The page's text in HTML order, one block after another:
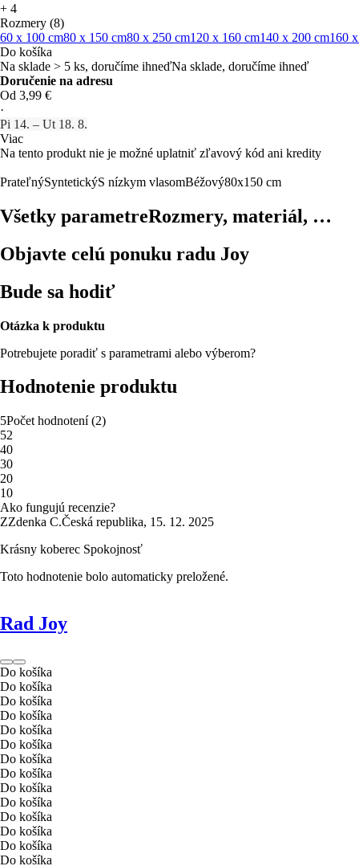
+ 4
Rozmery (8)
60 x 100 cm80 x 150 cm80 x 250 cm120 x 160 cm140 x 200 cm160
Do košíka
Na sklade > 5 ks, doručíme ihneďNa sklade, doručíme ihneď
Doručenie na adresu
Od 3,99 €
·
Pi 14. – Ut 18. 8.
Viac
Na tento produkt nie je možné uplatniť zľavový kód ani kredity
PrateľnýSyntetickýS nízkym vlasomBéžový80x150 cm
Všetky parametreRozmery, materiál, …
Objavte celú ponuku radu Joy
Bude sa hodiť
Otázka k produktu
Potrebujete poradiť s parametrami alebo výberom?
Hodnotenie produktu
5Počet hodnotení(2)
52
40
30
20
10
Ako fungujú recenzie?
ZZdenka C.Česká republika, 15. 12. 2025
Krásny koberec Spokojnosť
Toto hodnotenie bolo automaticky preložené.
Rad Joy
Do košíka
Do košíka
Do košíka
Do košíka
Do košíka
Do košíka
Do košíka
Do košíka
Do košíka
Do košíka
Do košíka
Do košíka
Do košíka
Do košíka